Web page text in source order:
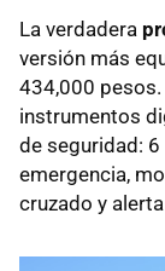
La verdadera
versión más
434,000
instrumentos
de seguridad:
emergencia,
cruzado y